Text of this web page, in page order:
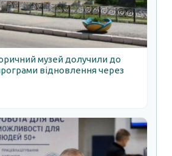
музей долучили до
відновлення через